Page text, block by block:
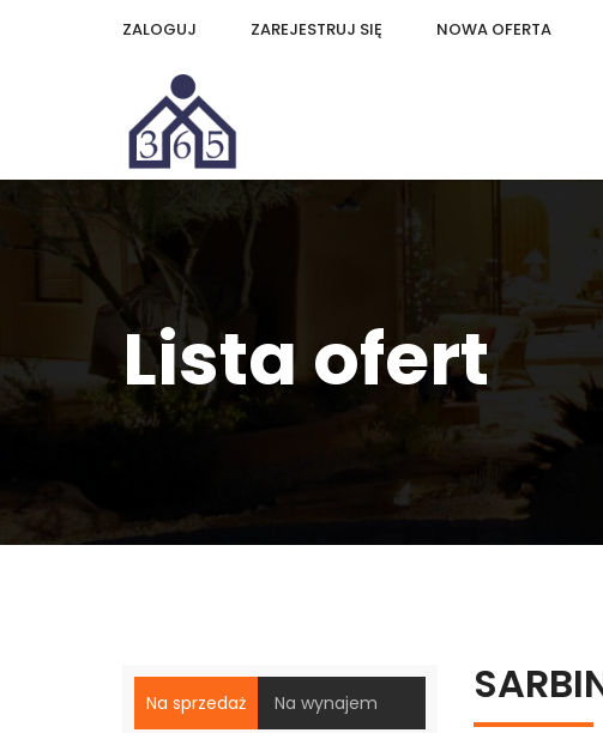
ZALOGUJ ZAREJESTRUJ SIĘ NOWA OFERTA
Lista ofert
Na sprzedaż Na wynajem